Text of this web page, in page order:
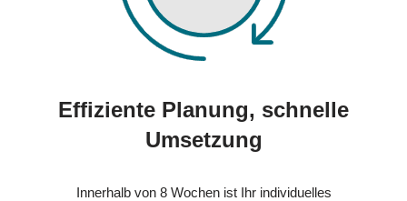
Effiziente Planung, schnelle
Umsetzung
Innerhalb von 8 Wochen ist Ihr individuelles